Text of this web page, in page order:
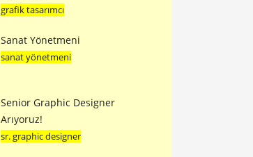
grafik tasarımcı
Sanat Yönetmeni
sanat yönetmeni
Senior Graphic Designer
Arıyoruz!
sr. graphic designer